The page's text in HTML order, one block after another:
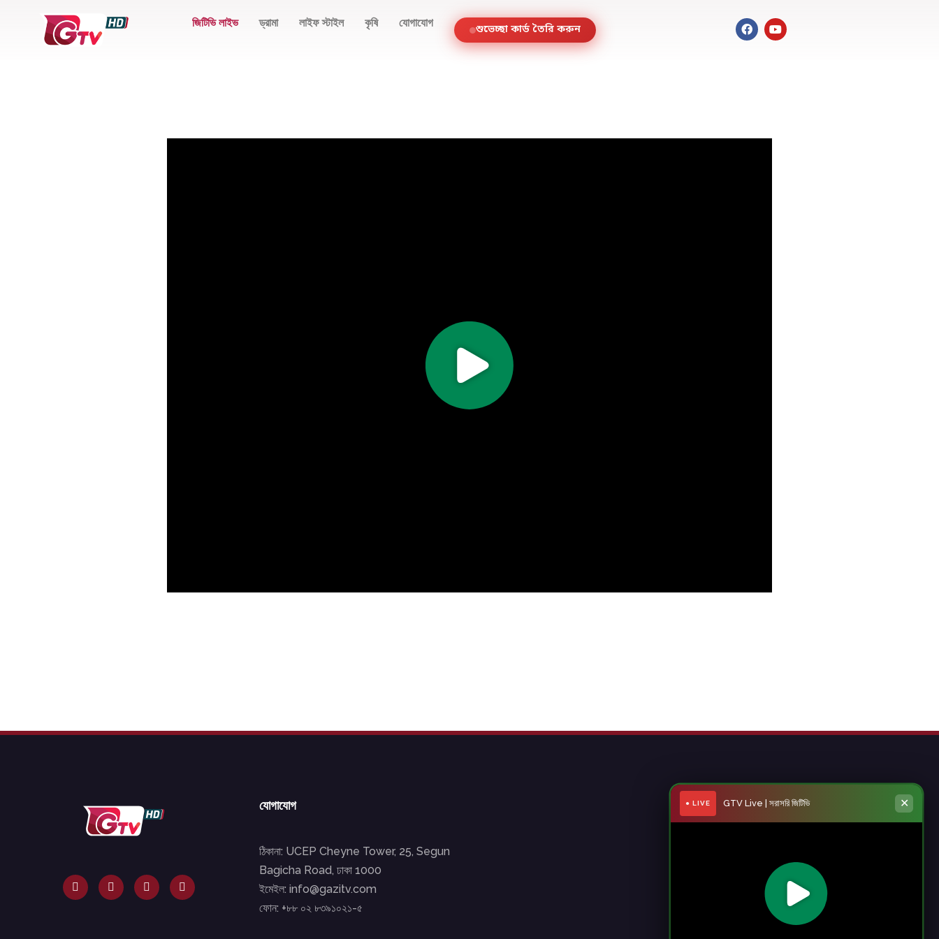
জিটিভি লাইভ ড্রামা লাইফ স্টাইল কৃষি যোগাযোগ
শুভেচ্ছা কার্ড তৈরি করুন
যোগাযোগ
ঠিকানা: UCEP Cheyne Tower, 25, Segun
Bagicha Road, ঢাকা 1000
ইমেইল: info@gazitv.com
ফোন: +৮৮ ০২ ৮৩৯১০২১-৫
● LIVE GTV Live | সরাসরি জিটিভি ✕